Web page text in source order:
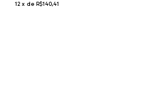
12 x de R$140,41